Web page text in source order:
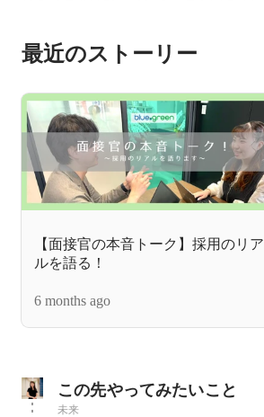
最近のストーリー
【面接官の本音トーク】採用のリア
ルを語る！
6 months ago
この先やってみたいこと
未来